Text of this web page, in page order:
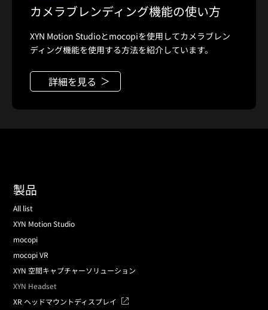
カメラブレンディング機能の使い方
XYN Motion Studioとmocopiを使用してカメラブレン
ディング機能を使用する方法を紹介しています。
詳細を見る
製品
All list
XYN Motion Studio
mocopi
mocopi VR
XYN 空間キャプチャーソリューション
XYN Headset
XR ヘッドマウントディスプレイ